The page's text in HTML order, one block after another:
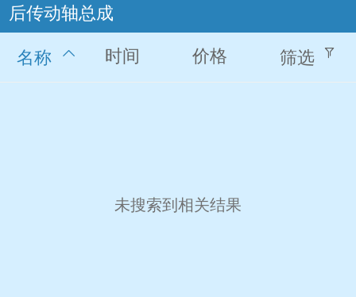
后传动轴总成
名称 时间 价格 筛选
未搜索到相关结果